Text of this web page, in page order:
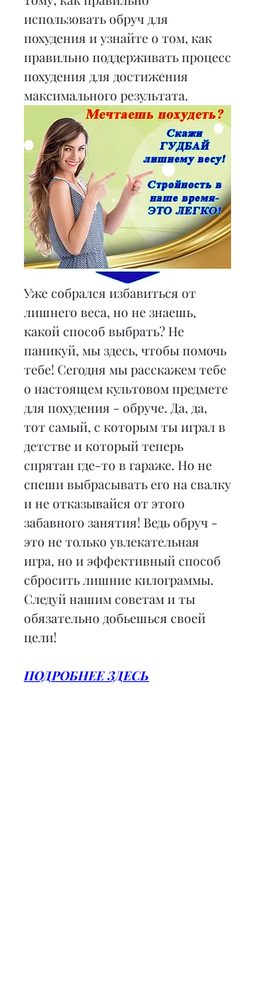
использовать обруч для
похудения и узнайте о том, как
правильно поддерживать процесс
похудения для достижения
максимального результата.
Уже собрался избавиться от
лишнего веса, но не знаешь,
какой способ выбрать? Не
паникуй, мы здесь, чтобы помочь
тебе! Сегодня мы расскажем тебе
о настоящем культовом предмете
для похудения - обруче. Да, да,
тот самый, с которым ты играл в
детстве и который теперь
спрятан где-то в гараже. Но не
спеши выбрасывать его на свалку
и не отказывайся от этого
забавного занятия! Ведь обруч -
это не только увлекательная
игра, но и эффективный способ
сбросить лишние килограммы.
Следуй нашим советам и ты
обязательно добьешься своей
цели!
ПОДРОБНЕЕ ЗДЕСЬ